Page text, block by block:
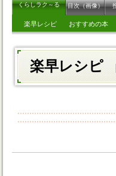
くらしラク～る 目次（画像）
楽早レシピ おすすめの本
楽早レシピ